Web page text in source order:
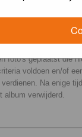
foto's geplaatst die
voldoen en/of
verdienen. Na enige
album verwijderd.